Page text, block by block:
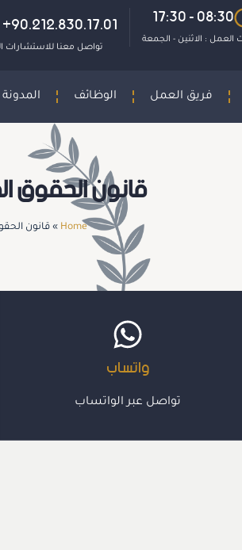
+90.212.830.17.01
تواصل معنا للاستشارات
08:30 - 17:30
العمل : الاثنين - الجمعة
فريق العمل الوظائف المدونة
قانون الحقوق
Home
» قانون
واتساب
تواصل عبر الواتساب